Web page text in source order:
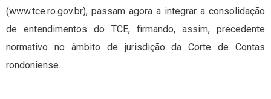
(www.tce.ro.gov.br), passam agora a integrar a consolidação
de entendimentos do TCE, firmando, assim, precedente
normativo no âmbito de jurisdição da Corte de Contas
rondoniense.